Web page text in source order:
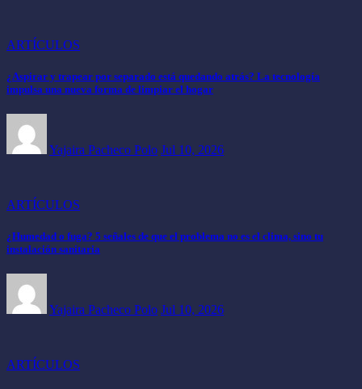
ARTÍCULOS
¿Aspirar y trapear por separado está quedando atrás? La tecnología
impulsa una nueva forma de limpiar el hogar
Yajaira Pacheco Polo Jul 10, 2026
ARTÍCULOS
¿Humedad o fuga? 5 señales de que el problema no es el clima, sino tu
instalación sanitaria
Yajaira Pacheco Polo Jul 10, 2026
ARTÍCULOS